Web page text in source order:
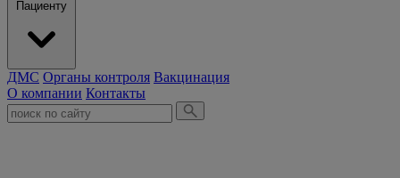
Пациенту
ДМС Органы контроля Вакцинация
О компании Контакты